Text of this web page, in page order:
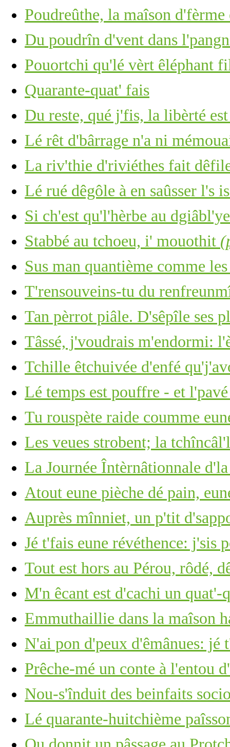
Poudreûthe, la maîson
Du poudrîn d'vent dans
Pouortchi qu'lé vèrt êléphant
Quarante-quat' fais
Du reste, qué j'fis, la libèrté
Lé rêt d'bârrage n'a ni
La riv'thie d'riviéthes fait
Lé rué dêgôle à en saûsser l's
Si ch'est qu'l'hèrbe au
Stabbé au tchoeu, i' mouothit
Sus man quantième comme
T'rensouveins-tu du
Tan pèrrot piâle. D'sêpîle ses
Tâssé, j'voudrais m'endormi:
Tchille êtchuivée d'enfé
Lé temps est pouffre - et l'pavé
Tu rouspète raide coumme
Les veues strobent; la
La Journée Întèrnâtionnale
Atout eune pièche dé pain,
Auprès mînniet, un p'tit
Jé t'fais eune révéthence: j'sis
Tout est hors au Pérou, rôdé,
M'n êcant est d'cachi un quat'-
Emmuthaillie dans la maîson
N'ai pon d'peux d'êmânues: jé
Prêche-mé un conte à l'entou
Nou-s'înduit des beinfaits
Lé quarante-huitchième